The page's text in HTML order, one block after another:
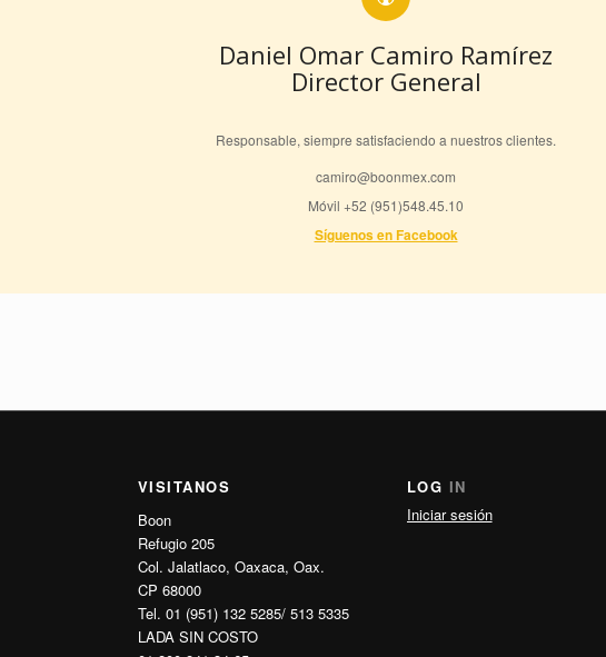
Daniel Omar Camiro Ramírez
Director General
Responsable, siempre satisfaciendo a nuestros clientes.
camiro@boonmex.com
Móvil +52 (951)548.45.10
Síguenos en Facebook
VISITANOS
Boon
Refugio 205
Col. Jalatlaco, Oaxaca, Oax.
CP 68000
Tel. 01 (951) 132 5285/ 513 5335
LADA SIN COSTO
LOG IN
Iniciar sesión